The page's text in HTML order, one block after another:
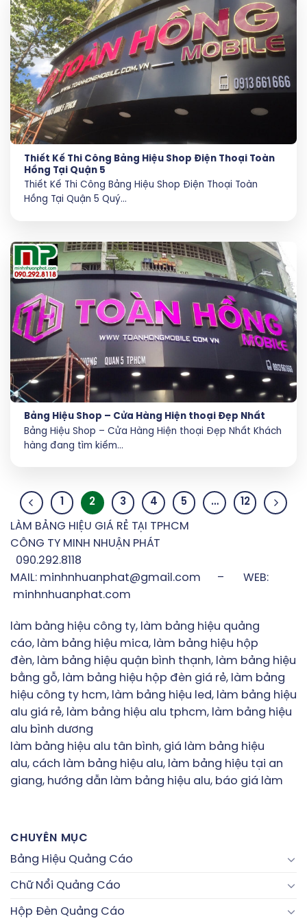
Thiết Kế Thi Công Bảng Hiệu Shop Điện Thoại Toàn
Hồng Tại Quận 5
Thiết Kế Thi Công Bảng Hiệu Shop Điện Thoại Toàn
Hồng Tại Quận 5 Quý...
Bảng Hiệu Shop – Cửa Hàng Hiện thoại Đẹp Nhất
Bảng Hiệu Shop – Cửa Hàng Hiện thoại Đẹp Nhất Khách
hàng đang tìm kiếm...
1 2 3 4 5 … 12
LÀM BẢNG HIỆU GIÁ RẺ TẠI TPHCM
CÔNG TY MINH NHUẬN PHÁT
090.292.8118
MAIL: minhnhuanphat@gmail.com – WEB:
minhnhuanphat.com
làm bảng hiệu công ty, làm bảng hiệu quảng
cáo, làm bảng hiệu mica, làm bảng hiệu hộp
đèn, làm bảng hiệu quận bình thạnh, làm bảng hiệu
bằng gỗ, làm bảng hiệu hộp đèn giá rẻ, làm bảng
hiệu công ty hcm, làm bảng hiệu led, làm bảng hiệu
alu giá rẻ, làm bảng hiệu alu tphcm, làm bảng hiệu
alu bình dương
làm bảng hiệu alu tân bình, giá làm bảng hiệu
alu, cách làm bảng hiệu alu, làm bảng hiệu tại an
giang, hướng dẫn làm bảng hiệu alu, báo giá làm
bảng hiệu quận 2, làm bảng hiệu bằng dây
bình thạnh, làm bảng hiệu bằng photoshop, làm
bảng hiệu bao nhiêu tiền ?, làm bảng hiệu bằng
sắt, làm bảng hiệu chữ nổi, làm bảng hiệu công ty
CHUYÊN MỤC
Bảng Hiệu Quảng Cáo
Chữ Nổi Quảng Cáo
Hộp Đèn Quảng Cáo